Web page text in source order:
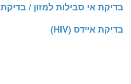
בדיקת אי סבילות למזון / בדיקת IgG
בדיקת איידס (HIV)